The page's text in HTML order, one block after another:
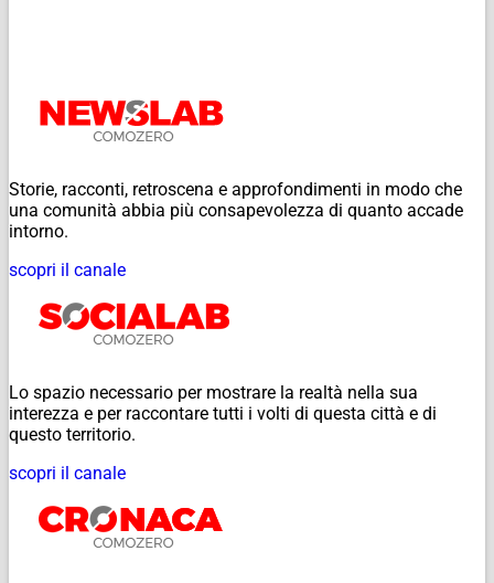
Storie, racconti, retroscena e approfondimenti in modo che
una comunità abbia più consapevolezza di quanto accade
intorno.
scopri il canale
Lo spazio necessario per mostrare la realtà nella sua
interezza e per raccontare tutti i volti di questa città e di
questo territorio.
scopri il canale